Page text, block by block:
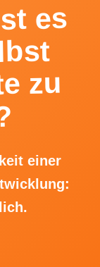
es
zu
einer